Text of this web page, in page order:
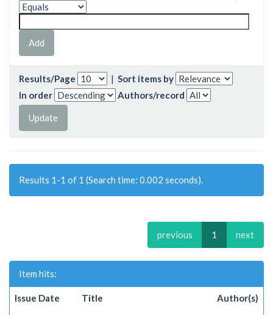
Results/Page | Sort items by
In order
Authors/record
Results 1-1 of 1 (Search time: 0.002 seconds).
previous 1 next
Item hits:
Issue Date Title Author(s)